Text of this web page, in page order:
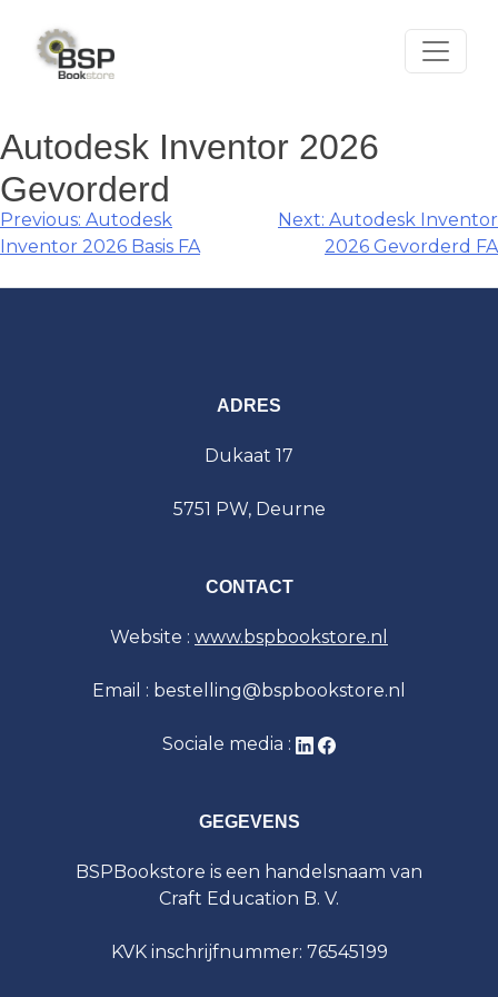
content
Autodesk Inventor 2026
Gevorderd
Berichtnavigatie
Previous: Autodesk
Inventor 2026 Basis FA
Next: Autodesk Inventor
2026 Gevorderd FA
ADRES
Dukaat 17
5751 PW, Deurne
CONTACT
Website : www.bspbookstore.nl
Email : bestelling@bspbookstore.nl
Sociale media :
GEGEVENS
BSPBookstore is een handelsnaam van
Craft Education B. V.
KVK inschrijfnummer: 76545199